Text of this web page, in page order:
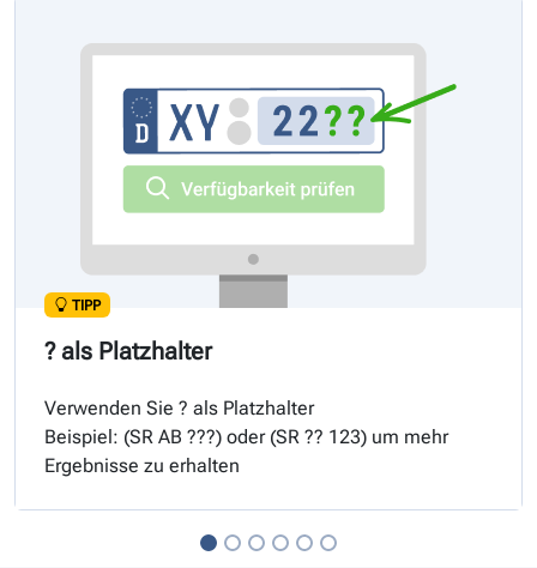
TIPP
? als Platzhalter
Verwenden Sie ? als Platzhalter
Beispiel: (SR AB ???) oder (SR ?? 123) um mehr
Ergebnisse zu erhalten